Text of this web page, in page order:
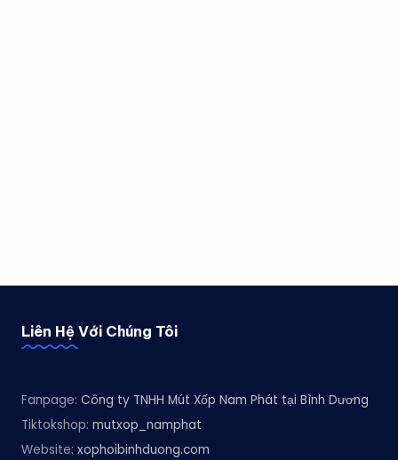
Liên Hệ Với Chúng Tôi
Fanpage: Công ty TNHH Mút Xốp Nam Phát tại Bình Dương
Tiktokshop: mutxop_namphat
Website: xophoibinhduong.com